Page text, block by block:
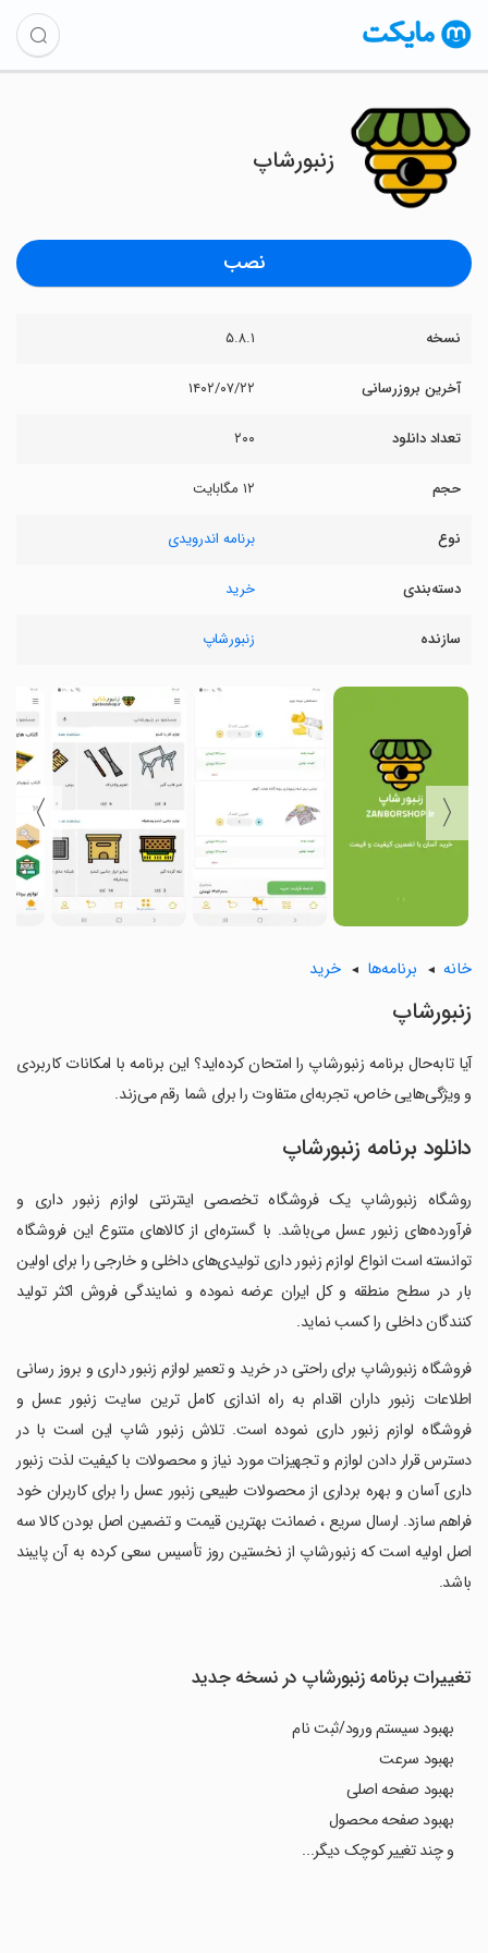
زنبورشاپ
نصب
نسخه ۵.۸.۱
آخرین بروزرسانی ۱۴۰۲/۰۷/۲۲
تعداد دانلود ۲۰۰
حجم ۱۲ مگابایت
نوع برنامه اندرویدی
دسته‌بندی خرید
سازنده زنبورشاپ
〈
〉
خانه برنامه‌ها خرید
زنبورشاپ
آیا تابه‌حال برنامه زنبورشاپ را امتحان کرده‌اید؟ این برنامه با امکانات کاربردی
و ویژگی‌هایی خاص، تجربه‌ای متفاوت را برای شما رقم می‌زند.
دانلود برنامه زنبورشاپ
روشگاه زنبورشاپ یک فروشگاه تخصصی اینترنتی لوازم زنبور داری و
فرآورده‌های زنبور عسل می‌باشد. با گستره‌ای از کالاهای متنوع این فروشگاه
توانسته است انواع لوازم زنبور داری تولیدی‌های داخلی و خارجی را برای اولین
بار در سطح منطقه و کل ایران عرضه نموده و نمایندگی فروش اکثر تولید
کنندگان داخلی را کسب نماید.
‏فروشگاه زنبورشاپ برای راحتی در خرید و تعمیر لوازم زنبور داری و بروز رسانی
اطلاعات زنبور داران اقدام به راه اندازی کامل ترین سایت زنبور عسل و
فروشگاه لوازم زنبور داری نموده است. تلاش زنبور شاپ این است با در
دسترس قرار دادن لوازم و تجهیزات مورد نیاز و محصولات با کیفیت لذت زنبور
داری آسان و بهره برداری از محصولات طبیعی زنبور عسل را برای کاربران خود
فراهم سازد. ارسال سریع ، ضمانت بهترین قیمت و تضمین اصل بودن کالا سه
اصل اولیه است که زنبورشاپ از نخستین روز تأسیس سعی کرده به آن پایبند
باشد.
تغییرات برنامه زنبورشاپ در نسخه جدید
بهبود سیستم ورود/ثبت نام
بهبود سرعت
بهبود صفحه اصلی
بهبود صفحه محصول
و چند تغییر کوچک دیگر...